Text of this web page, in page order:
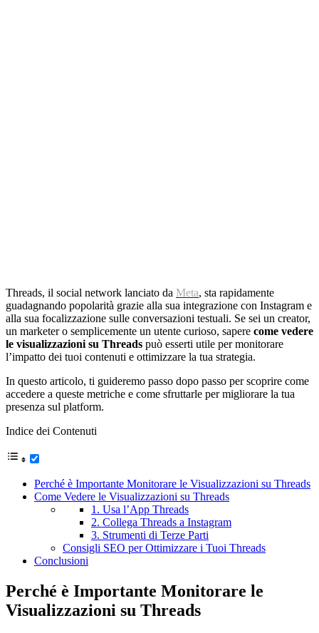
Threads, il social network lanciato da Meta, sta rapidamente
guadagnando popolarità grazie alla sua integrazione con Instagram e
alla sua focalizzazione sulle conversazioni testuali. Se sei un creator,
un marketer o semplicemente un utente curioso, sapere come vedere
le visualizzazioni su Threads può esserti utile per monitorare
l’impatto dei tuoi contenuti e ottimizzare la tua strategia.
In questo articolo, ti guideremo passo dopo passo per scoprire come
accedere a queste metriche e come sfruttarle per migliorare la tua
presenza sul platform.
Indice dei Contenuti
Perché è Importante Monitorare le Visualizzazioni su Threads
Come Vedere le Visualizzazioni su Threads
1. Usa l’App Threads
2. Collega Threads a Instagram
3. Strumenti di Terze Parti
Consigli SEO per Ottimizzare i Tuoi Threads
Conclusioni
Perché è Importante Monitorare le
Visualizzazioni su Threads